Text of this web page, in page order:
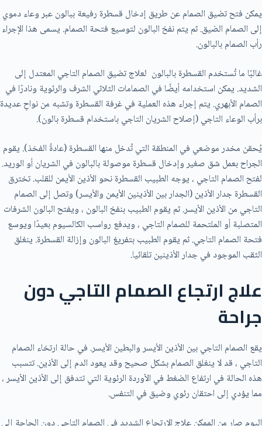
يمكن فتح تضيق الصمام عن طريق إدخال قسطرة رفيعة ببالون عبر وعاء دموي
إلى الصمام الضيق. ثم يتم نفخ البالون لتوسيع فتحة الصمام. يسمى هذا الإجراء
رأب الصمام بالبالون.
غالبًا ما تُستخدم القسطرة بالبالون لعلاج تضيق الصمام التاجي المعتدل إلى
الشديد. يمكن استخدامه أيضًا في الصمامات الثلاثي الشرف والرئوية ونادرًا في
الصمام الأبهري. يتم إجراء هذه العملية في غرفة القسطرة وتشبه من نواحٍ عديدة
برأب الوعاء التاجي (إصلاح الشريان التاجي باستخدام قسطرة بالون).
يُحقن مخدر موضعي في المنطقة التي تُدخل منها القسطرة (عادةً الفخذ). يقوم
الجراح بعمل شق صغير وإدخال قسطرة موصولة بالبالون في الشريان أو الوريد.
لفتح الصمام التاجي ، يوجه الطبيب القسطرة نحو الأذين الأيمن للقلب. تخترق
القسطرة جدار الأذين (الجدار بين الأذينين الأيمن والأيسر) وتصل إلى الصمام
التاجي من الأذين الأيسر. ثم يقوم الطبيب بنفخ البالون ، ويفتح البالون الشرفات
المتصلبة أو الملتحمة للصمام التاجي ، ويدفع رواسب الكالسيوم بعيدًا ويوسع
فتحة الصمام التاجي. ثم يقوم الطبيب بتفريغ البالون وإزالة القسطرة. ينغلق
الثقب الموجود في جدار الأذينين تلقائيا.
علاج ارتجاع الصمام التاجيدون
جراحة
يقع الصمام التاجي بين الأذين الأيسر والبطين الأيسر. في حالة ارتخاء الصمام
التاجي ، قد لا ينغلق الصمام بشكل صحيح وقد يعود الدم إلى الأذين. تتسبب
هذه الحالة في ارتفاع الضغط في الأوردة الرئوية التي تتدفق إلى الأذين الأيسر ،
مما يؤدي إلى احتقان رئوي وضيق في التنفس.